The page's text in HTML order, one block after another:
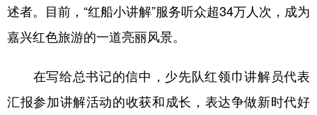
述者。目前，“红船小讲解”服务听众超34万人次，成为
嘉兴红色旅游的一道亮丽风景。
在写给总书记的信中，少先队红领巾讲解员代表
汇报参加讲解活动的收获和成长，表达争做新时代好